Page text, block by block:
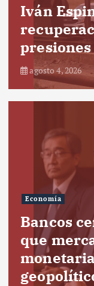
Iván
agosto 4, 2026
Economía
Bancos
que